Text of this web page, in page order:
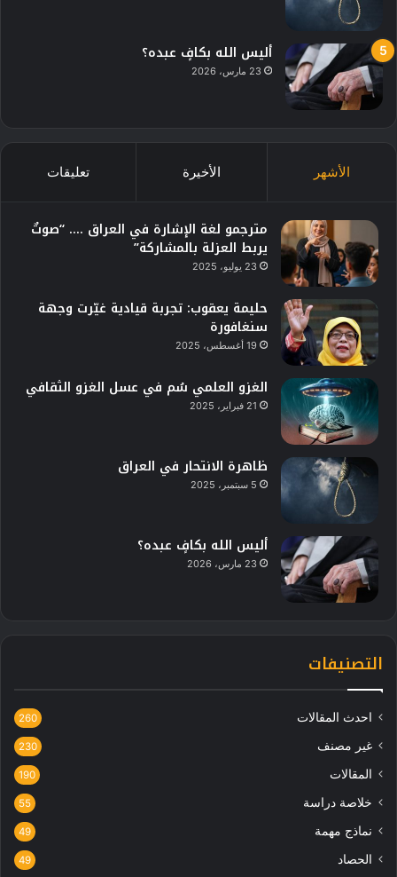
أليس الله بكافٍ عبده؟
23 مارس، 2026
الأشهر الأخيرة تعليقات
مترجمو لغة الإشارة في العراق …. “صوتٌ
يربط العزلة بالمشاركة”
23 يوليو، 2025
حليمة يعقوب: تجربة قيادية غيّرت وجهة
سنغافورة
19 أغسطس، 2025
الغزو العلمي سُم في عسل الغزو الثقافي
21 فبراير، 2025
ظاهرة الانتحار في العراق
5 سبتمبر، 2025
أليس الله بكافٍ عبده؟
23 مارس، 2026
التصنيفات
احدث المقالات 260
غير مصنف 230
المقالات 190
خلاصة دراسة 55
نماذج مهمة 49
الحصاد 49